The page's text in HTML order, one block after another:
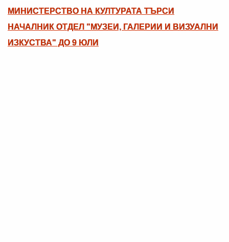
МИНИСТЕРСТВО НА КУЛТУРАТА ТЪРСИ
НАЧАЛНИК ОТДЕЛ "МУЗЕИ, ГАЛЕРИИ И ВИЗУАЛНИ
ИЗКУСТВА" ДО 9 ЮЛИ